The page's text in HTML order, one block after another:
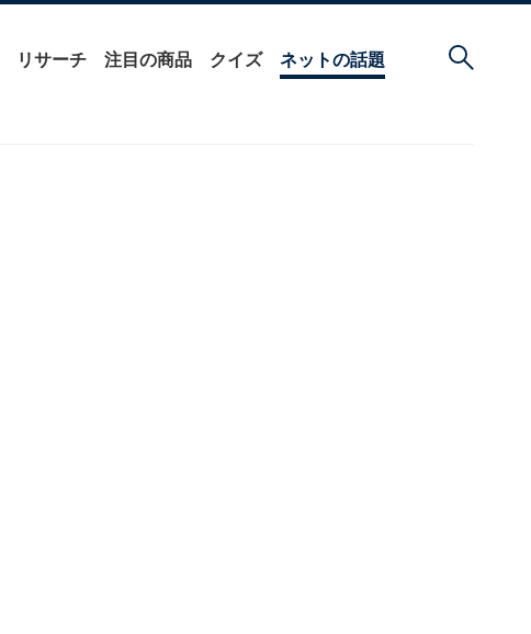
リサーチ 注目の商品 クイズ ネットの話題